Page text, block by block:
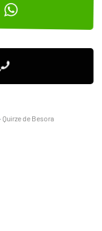
Quirze de Besora